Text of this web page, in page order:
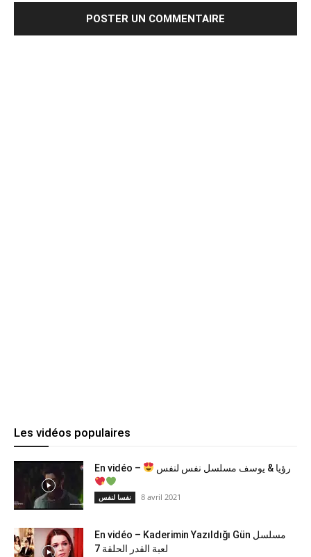
Les vidéos populaires
En vidéo – رؤيا & يوسف مسلسل نفس لنفس
نفسا لنفس 8 avril 2021
En vidéo – Kaderimin Yazıldığı Gün مسلسل
لعبة القدر الحلقة 7